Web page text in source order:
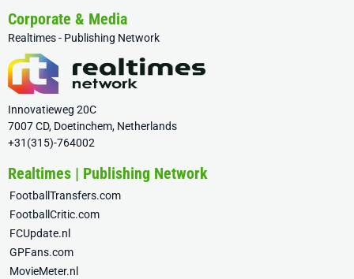
Corporate & Media
Realtimes - Publishing Network
Innovatieweg 20C
7007 CD, Doetinchem, Netherlands
+31(315)-764002
Realtimes | Publishing Network
FootballTransfers.com
FootballCritic.com
FCUpdate.nl
GPFans.com
MovieMeter.nl